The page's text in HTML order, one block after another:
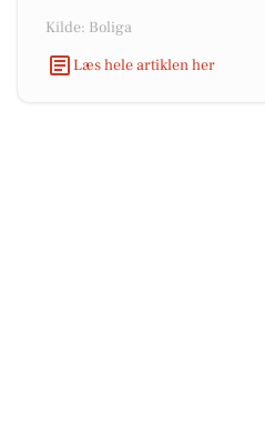
Kilde: Boliga
Læs hele artiklen her